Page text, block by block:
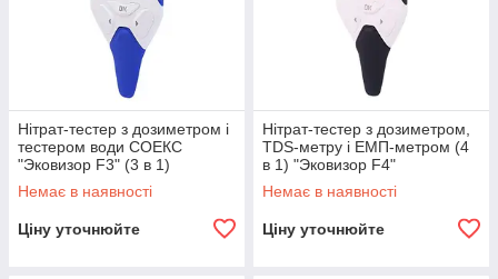
Нітрат-тестер з дозиметром і
тестером води СОЕКС
"Эковизор F3" (3 в 1)
Немає в наявності
Ціну уточнюйте
Нітрат-тестер з дозиметром,
TDS-метру і ЕМП-метром (4
в 1) "Эковизор F4"
Немає в наявності
Ціну уточнюйте